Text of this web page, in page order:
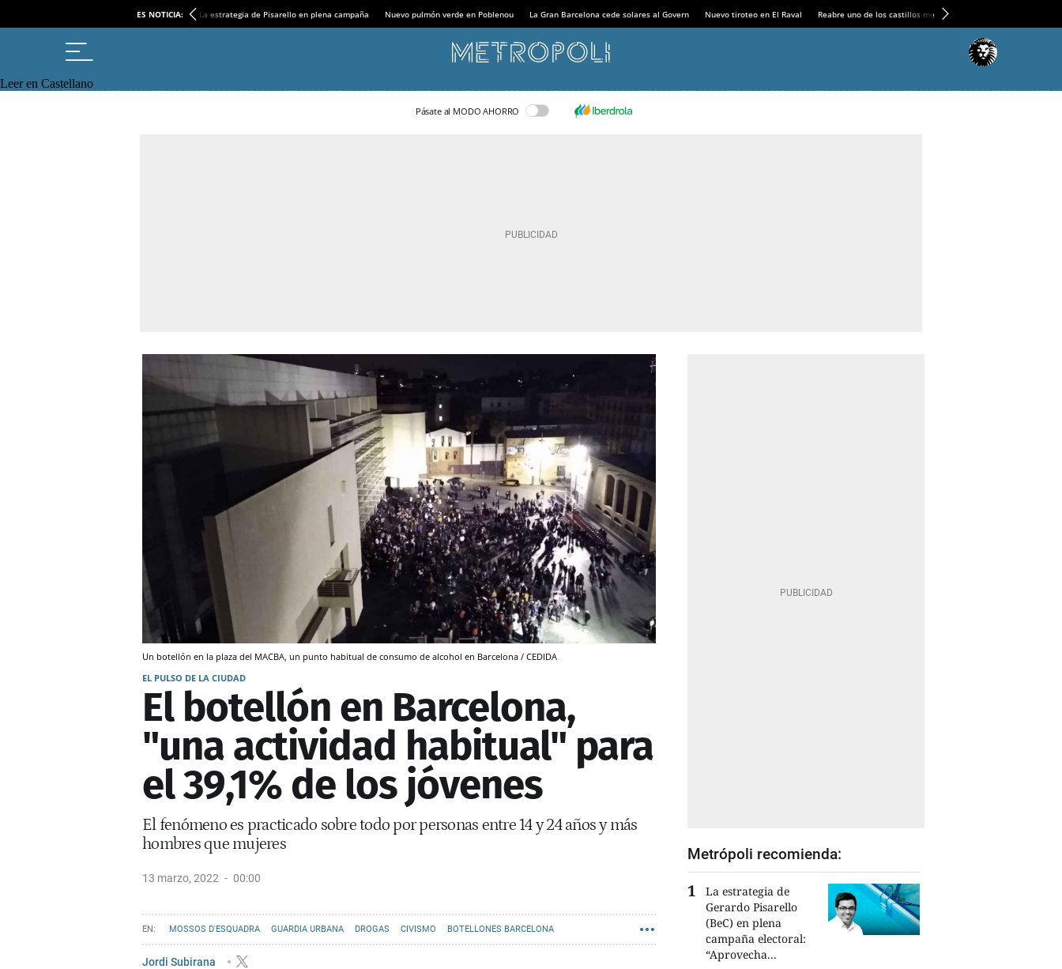
ES NOTICIA: La estrategia de Pisarello en plena campaña Nuevo pulmón verde en Poblenou La Gran Barcelona cede solares al Govern Nuevo tiroteo en El Raval Reabre uno de los castillos medievales más espectaculares
Leer en Castellano
Pásate al MODO AHORRO
Un botellón en la plaza del MACBA, un punto habitual de consumo de alcohol en Barcelona / CEDIDA
EL PULSO DE LA CIUDAD
El botellón en Barcelona,
"una actividad habitual" para
el 39,1% de los jóvenes
El fenómeno es practicado sobre todo por personas entre 14 y 24 años y más
hombres que mujeres
13 marzo, 2022 00:00
MOSSOS D'ESQUADRA GUARDIA URBANA DROGAS CIVISMO BOTELLONES BARCELONA
Jordi Subirana
Metrópoli recomienda:
La estrategia de
Gerardo Pisarello
(BeC) en plena
campaña electoral:
“Aprovecha...